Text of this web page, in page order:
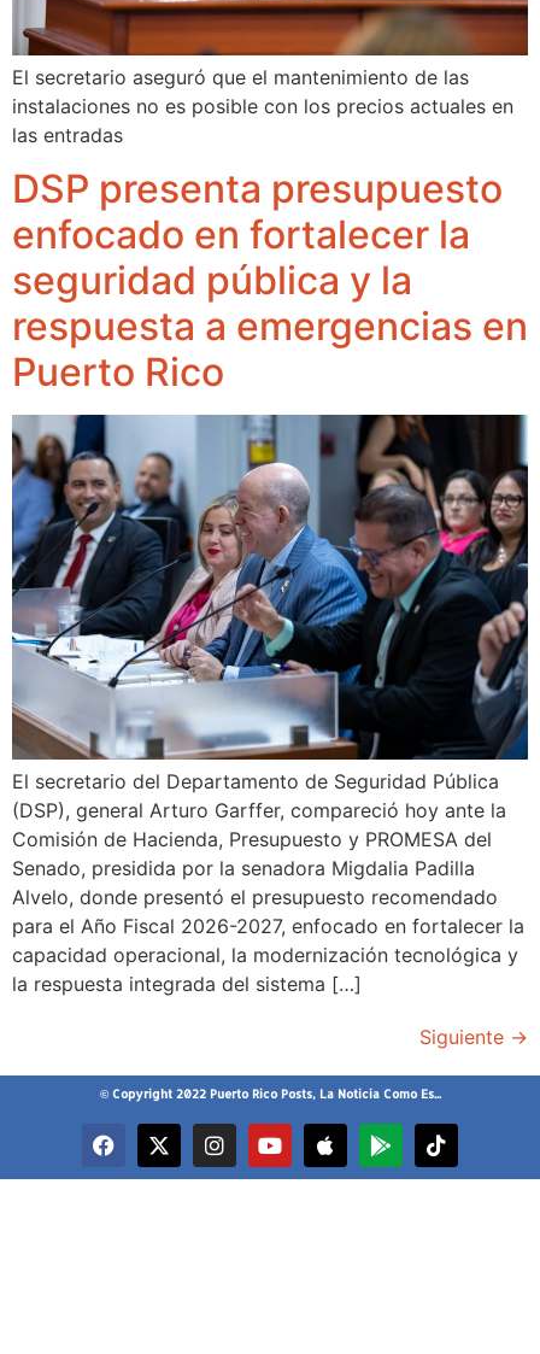
El secretario aseguró que el mantenimiento de las
instalaciones no es posible con los precios actuales en
las entradas
DSP presenta presupuesto
enfocado en fortalecer la
seguridad pública y la
respuesta a emergencias en
Puerto Rico
El secretario del Departamento de Seguridad Pública
(DSP), general Arturo Garffer, compareció hoy ante la
Comisión de Hacienda, Presupuesto y PROMESA del
Senado, presidida por la senadora Migdalia Padilla
Alvelo, donde presentó el presupuesto recomendado
para el Año Fiscal 2026-2027, enfocado en fortalecer la
capacidad operacional, la modernización tecnológica y
la respuesta integrada del sistema […]
Siguiente →
© Copyright 2022 Puerto Rico Posts, La Noticia Como Es...